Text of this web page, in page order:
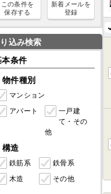
この条件を
保存する
新着メールを
登録
込み検索
本条件
物件種別
マンション
アパート
一戸建
て・その
他
構造
鉄筋系
鉄骨系
木造
その他